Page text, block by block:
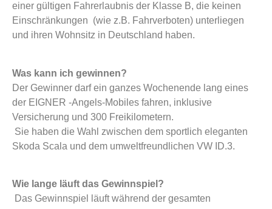
einer gültigen Fahrerlaubnis der Klasse B, die keinen
Einschränkungen (wie z.B. Fahrverboten) unterliegen
und ihren Wohnsitz in Deutschland haben.
Was kann ich gewinnen?
Der Gewinner darf ein ganzes Wochenende lang eines
der EIGNER -Angels-Mobiles fahren, inklusive
Versicherung und 300 Freikilometern.
Sie haben die Wahl zwischen dem sportlich eleganten
Skoda Scala und dem umweltfreundlichen VW ID.3.
Wie lange läuft das Gewinnspiel?
Das Gewinnspiel läuft während der gesamten